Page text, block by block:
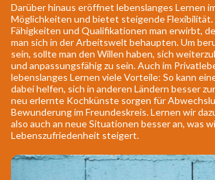
Darüber hinaus eröffnet lebenslanges Lernen
Möglichkeiten und bietet steigende Flexibilität.
Fähigkeiten und Qualifikationen man erwirbt,
man sich in der Arbeitswelt behaupten. Um
sein, sollte man den Willen haben, sich
und anpassungsfähig zu sein. Auch im
lebenslanges Lernen viele Vorteile: So kann
dabei helfen, sich in anderen Ländern besser
neu erlernte Kochkünste sorgen für
Bewunderung im Freundeskreis. Lernen wir
also auch an neue Situationen besser an, was
Lebenszufriedenheit steigert.